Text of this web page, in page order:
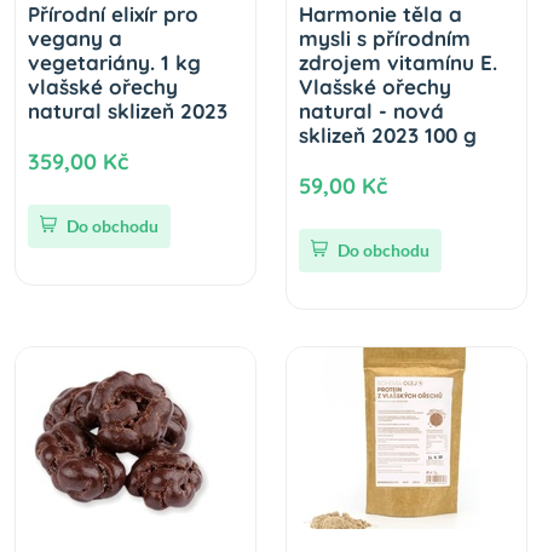
Přírodní elixír pro
vegany a
vegetariány. 1 kg
vlašské ořechy
natural sklizeň 2023
359,00 Kč
Do obchodu
Harmonie těla a
mysli s přírodním
zdrojem vitamínu E.
Vlašské ořechy
natural - nová
sklizeň 2023 100 g
59,00 Kč
Do obchodu